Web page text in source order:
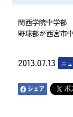
関西学院中学部
野球部が西宮市
2013.07.13 ニ